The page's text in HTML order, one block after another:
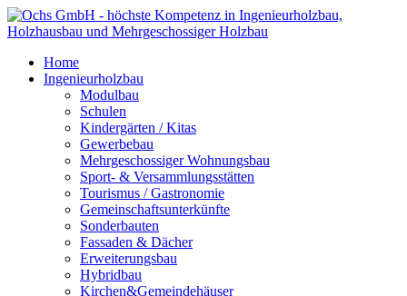
Home
Ingenieurholzbau
Modulbau
Schulen
Kindergärten / Kitas
Gewerbebau
Mehrgeschossiger Wohnungsbau
Sport- & Versammlungsstätten
Tourismus / Gastronomie
Gemeinschaftsunterkünfte
Sonderbauten
Fassaden & Dächer
Erweiterungsbau
Hybridbau
Kirchen&Gemeindehäuser